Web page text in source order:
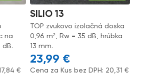
na
dB.
€
SILIO 13
TOP zvukovo izolačná doska
0,96 m², Rw = 35 dB, hrúbka
13 mm.
23,99 €
Cena za Kus bez DPH: 20,31 €